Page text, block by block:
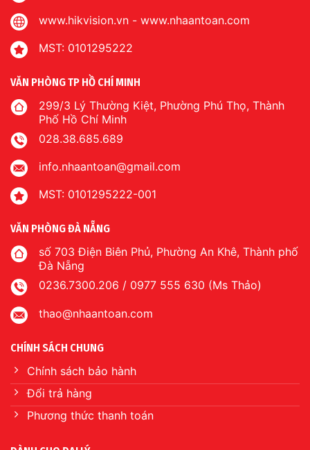
www.hikvision.vn - www.nhaantoan.com
MST: 0101295222
VĂN PHÒNG TP HỒ CHÍ MINH
299/3 Lý Thường Kiệt, Phường Phú Thọ, Thành
Phố Hồ Chí Minh
028.38.685.689
info.nhaantoan@gmail.com
MST: 0101295222-001
VĂN PHÒNG ĐÀ NẴNG
số 703 Điện Biên Phủ, Phường An Khê, Thành phố
Đà Nẵng
0236.7300.206 / 0977 555 630 (Ms Thảo)
thao@nhaantoan.com
CHÍNH SÁCH CHUNG
Chính sách bảo hành
Đổi trả hàng
Phương thức thanh toán